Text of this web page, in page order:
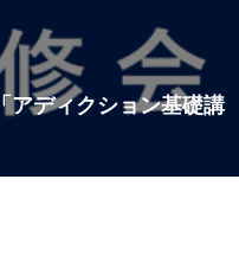
ディクション基礎講